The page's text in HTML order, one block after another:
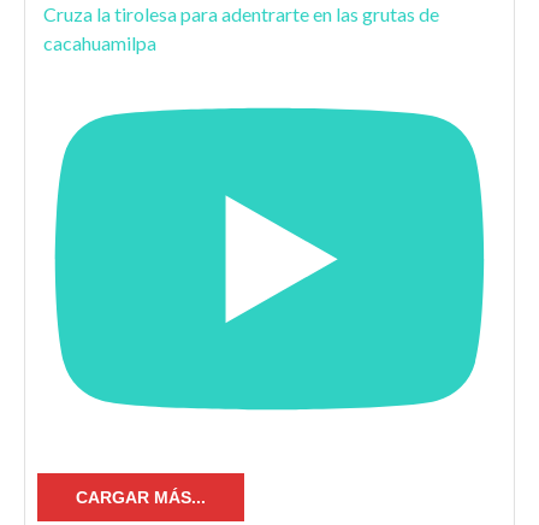
Cruza la tirolesa para adentrarte en las grutas de
cacahuamilpa
CARGAR MÁS...